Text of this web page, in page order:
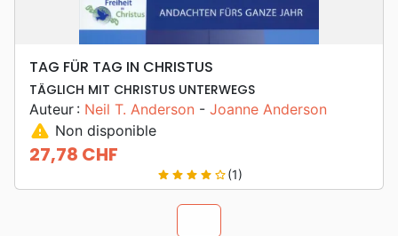
TAG FÜR TAG IN CHRISTUS
TÄGLICH MIT CHRISTUS UNTERWEGS
Auteur : Neil T. Anderson - Joanne Anderson
warning Non disponible
Prix
27,78 CHF
star star star star star_border(1)